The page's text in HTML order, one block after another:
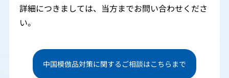
詳細につきましては、当方までお問い合わせくださ
い。
中国模倣品対策に関するご相談はこちらまで